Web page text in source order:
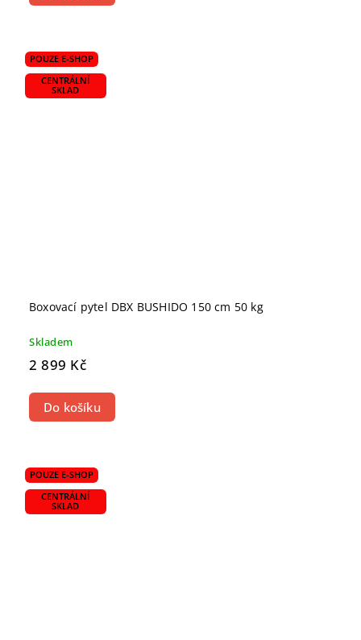
POUZE E-SHOP
CENTRÁLNÍ
SKLAD
Boxovací pytel DBX BUSHIDO 150 cm 50 kg
Skladem
2 899 Kč
Do košíku
POUZE E-SHOP
CENTRÁLNÍ
SKLAD